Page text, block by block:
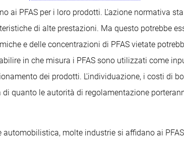
ai PFAS per i loro prodotti. L'azione normativa
di alte prestazioni. Ma questo potrebbe
e delle concentrazioni di PFAS vietate
in che misura i PFAS sono utilizzati come
dei prodotti. L'individuazione, i costi di
quanto le autorità di regolamentazione
molte industrie si affidano ai